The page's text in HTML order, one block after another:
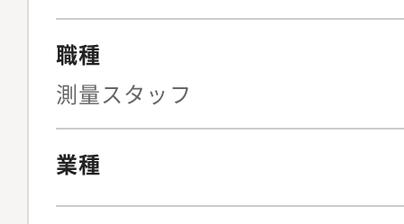
職種
測量スタッフ
業種